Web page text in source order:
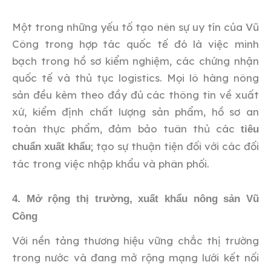
Một trong những yếu tố tạo nên sự uy tín của Vũ
Công trong hợp tác quốc tế đó là việc minh
bạch trong hồ sơ kiểm nghiệm, các chứng nhận
quốc tế và thủ tục logistics. Mọi lô hàng nông
sản đều kèm theo đầy đủ các thông tin về xuất
xứ, kiểm định chất lượng sản phẩm, hồ sơ an
toàn thực phẩm, đảm bảo tuân thủ các tiêu
chuẩn xuất khẩu; tạo sự thuận tiện đối với các đối
tác trong việc nhập khẩu và phân phối.
4. Mở rộng thị trường, xuất khẩu nông sản Vũ
Công
Với nền tảng thương hiệu vững chắc thị trường
trong nước và đang mở rộng mạng lưới kết nối